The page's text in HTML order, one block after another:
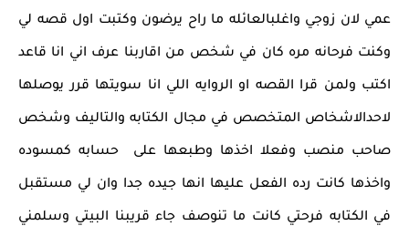
عمي لان زوجي واغلبالعائله ما راح يرضون وكتبت اول قصه لي
وكنت فرحانه مره كان في شخص من اقاربنا عرف اني انا قاعد
اكتب ولمن قرا القصه او الروايه اللي انا سويتها قرر يوصلها
لاحدالاشخاص المتخصص في مجال الكتابه والتاليف وشخص
صاحب منصب وفعلا اخذها وطبعها على حسابه كمسوده
واخذها كانت رده الفعل عليها انها جيده جدا وان لي مستقبل
في الكتابه فرحتي كانت ما تنوصف جاء قريبنا البيتي وسلمني